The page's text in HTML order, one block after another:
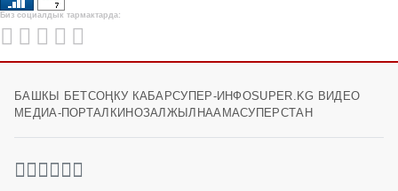
Биз социалдык тармактарда:
БАШКЫ БЕТСОҢКУ КАБАРСУПЕР-ИНФОSUPER.KG ВИДЕО
МЕДИА-ПОРТАЛ КИНОЗАЛ ЖЫЛНААМАСУПЕРСТАН